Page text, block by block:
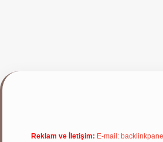
yap
Reklam ve İletişim: E-mail: